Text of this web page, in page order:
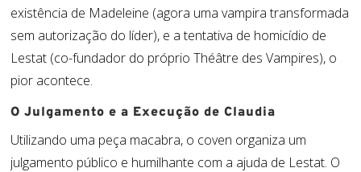
existência de Madeleine (agora uma vampira transformada
sem autorização do líder), e a tentativa de homicídio de
Lestat (co-fundador do próprio Théâtre des Vampires), o
pior acontece.
O Julgamento e a Execução de Claudia
Utilizando uma peça macabra, o coven organiza um
julgamento público e humilhante com a ajuda de Lestat. O